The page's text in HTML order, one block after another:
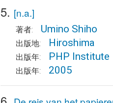
5. [n.a.]
著者: Umino Shiho
出版地: Hiroshima
出版年: PHP Institute
出版年: 2005